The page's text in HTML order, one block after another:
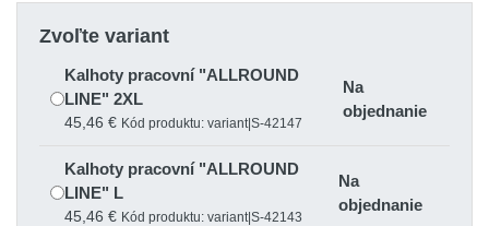
Zvoľte variant
Kalhoty pracovní "ALLROUND
LINE" 2XL
45,46 € Kód produktu: variant|S-42147
Na
objednanie
Kalhoty pracovní "ALLROUND
LINE" L
45,46 € Kód produktu: variant|S-42143
Na
objednanie